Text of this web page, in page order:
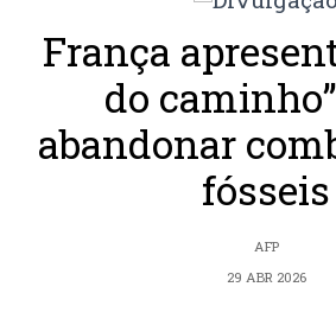
França
do
abandonar
fósseis
AFP
29 ABR 2026